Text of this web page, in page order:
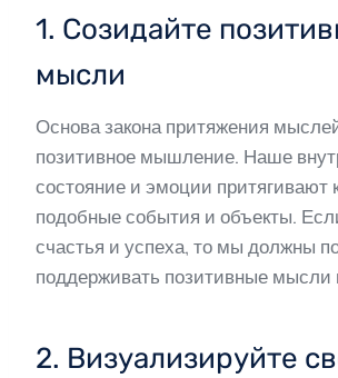
1. Созидайте
мысли
Основа закона притяжения
позитивное мышление. Наше
состояние и эмоции притягивают
подобные события и объекты.
счастья и успеха, то мы должны
поддерживать позитивные мысли
2. Визуализируйте